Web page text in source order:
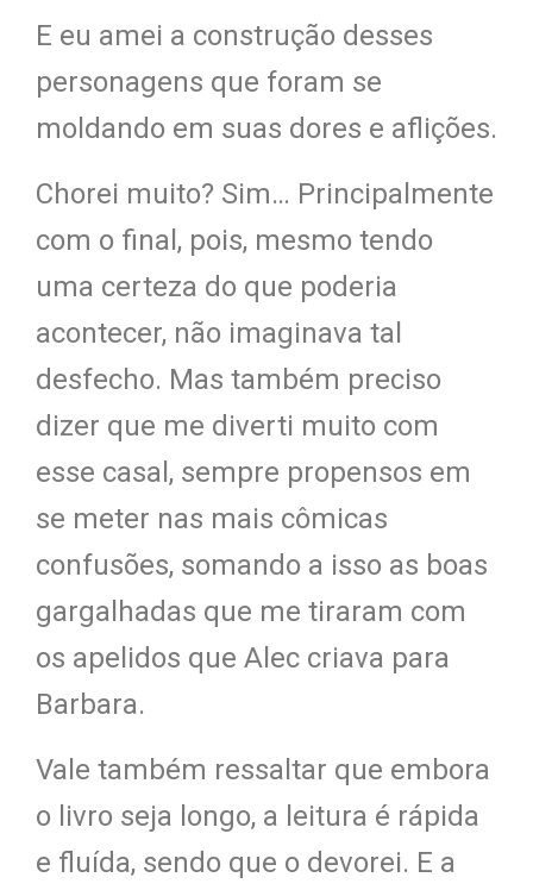
E eu amei a construção desses
personagens que foram se
moldando em suas dores e aflições.
Chorei muito? Sim… Principalmente
com o final, pois, mesmo tendo
uma certeza do que poderia
acontecer, não imaginava tal
desfecho. Mas também preciso
dizer que me diverti muito com
esse casal, sempre propensos em
se meter nas mais cômicas
confusões, somando a isso as boas
gargalhadas que me tiraram com
os apelidos que Alec criava para
Barbara.
Vale também ressaltar que embora
o livro seja longo, a leitura é rápida
e fluída, sendo que o devorei. E a